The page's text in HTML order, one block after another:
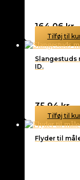
164,06kr.
Tilføj til
Slangestuds
ID.
35,94kr.
Tilføj til
Flyder til